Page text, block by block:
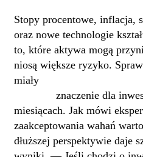
Stopy procentowe, inflacja,
oraz nowe technologie
to, które aktywa mogą
niosą większe ryzyko.
miały
znaczenie dla
miesiącach. Jak mówi
zaakceptowania wahań
dłuższej perspektywie daje